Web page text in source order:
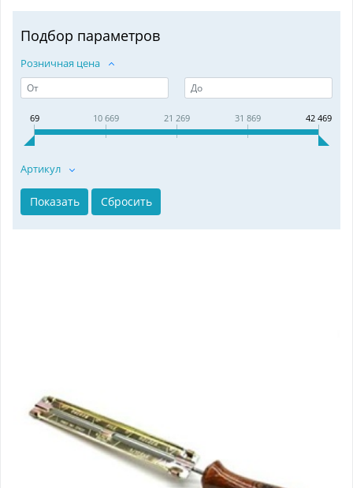
Подбор параметров
Розничная цена
69 10 669 21 269 31 869 42 469
Артикул